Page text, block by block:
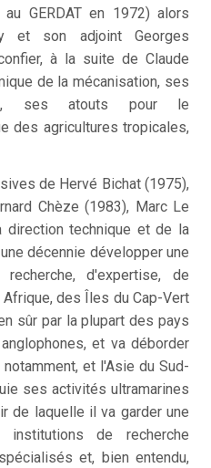
au GERDAT en 1972) alors
et son adjoint Georges
à la suite de Claude
de la mécanisation, ses
ses atouts pour le
des agricultures tropicales,
de Hervé Bichat (1975),
Chèze (1983), Marc Le
direction technique et de la
décennie développer une
d'expertise, de
des Îles du Cap-Vert
sûr par la plupart des pays
et va déborder
et l'Asie du Sud-
ses activités ultramarines
de laquelle il va garder une
de recherche
et, bien entendu,